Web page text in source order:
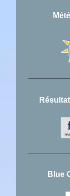
Blue